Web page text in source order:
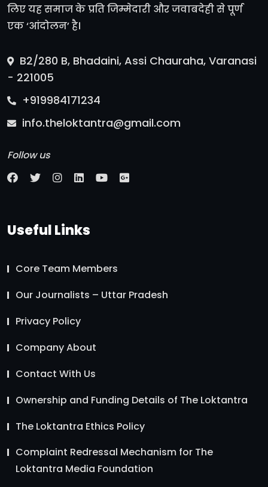
लिए यह समाज के प्रति जिम्मेदारी और जवाबदेही से पूर्ण
एक ‘आंदोलन’ है।
B2/280 B, Bhadaini, Assi Chauraha, Varanasi
- 221005
+919984171234
info.theloktantra@gmail.com
Follow us
Useful Links
Core Team Members
Our Journalists – Uttar Pradesh
Privacy Policy
Company About
Contact With Us
Ownership and Funding Details of The Loktantra
The Loktantra Ethics Policy
Complaint Redressal Mechanism for The
Loktantra Media Foundation